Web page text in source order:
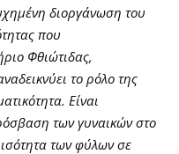
διοργάνωση του
που
Φθιώτιδας,
το ρόλο της
Είναι
των γυναικών στο
των φύλων σε